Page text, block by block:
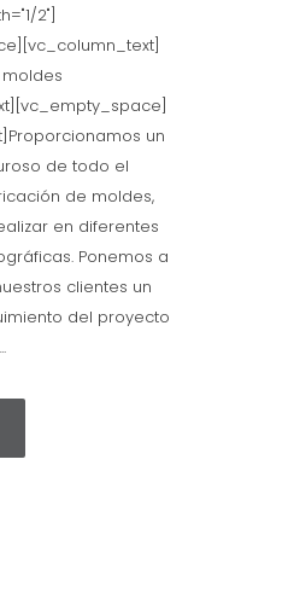
2"]
un
de todo el
de moldes,
en diferentes
Ponemos a
clientes un
del proyecto